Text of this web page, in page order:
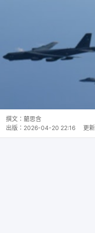
撰文： 藺思含
出版： 2026-04-20 22:16 更新